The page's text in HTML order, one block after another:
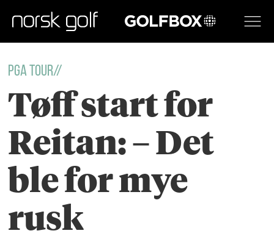
GOLFBOX
PGA TOUR//
Tøff start for
Reitan: – Det
ble for mye
rusk